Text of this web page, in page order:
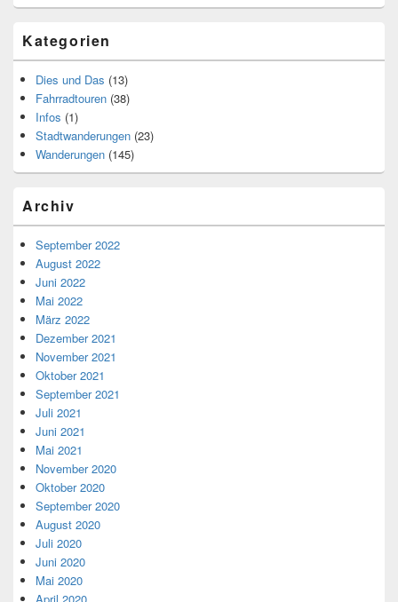
Kategorien
Dies und Das (13)
Fahrradtouren (38)
Infos (1)
Stadtwanderungen (23)
Wanderungen (145)
Archiv
September 2022
August 2022
Juni 2022
Mai 2022
März 2022
Dezember 2021
November 2021
Oktober 2021
September 2021
Juli 2021
Juni 2021
Mai 2021
November 2020
Oktober 2020
September 2020
August 2020
Juli 2020
Juni 2020
Mai 2020